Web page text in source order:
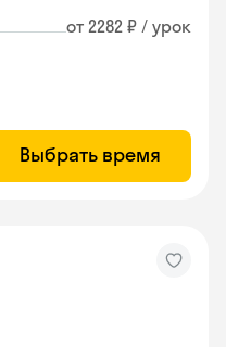
от 2282 ₽ / урок
Выбрать время